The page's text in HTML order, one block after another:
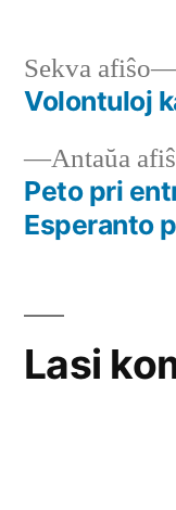
tra
afiŝoj
Antaŭa
Peto pri
Esperanto
Sekva afiŝo
Volontuloj
Lasi